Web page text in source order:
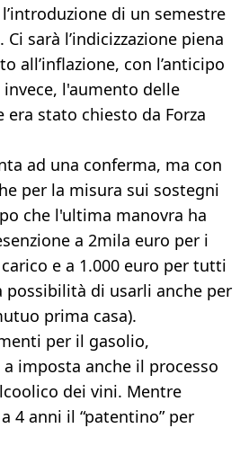
di un semestre
sarà l’indicizzazione piena
all’inflazione, con l’anticipo
l'aumento delle
stato chiesto da Forza
ad una conferma, ma con
per la misura sui sostegni
che l'ultima manovra ha
a 2mila euro per i
e a 1.000 euro per tutti
possibilità di usarli anche per
prima casa).
per il gasolio,
imposta anche il processo
dei vini. Mentre
4 anni il “patentino” per